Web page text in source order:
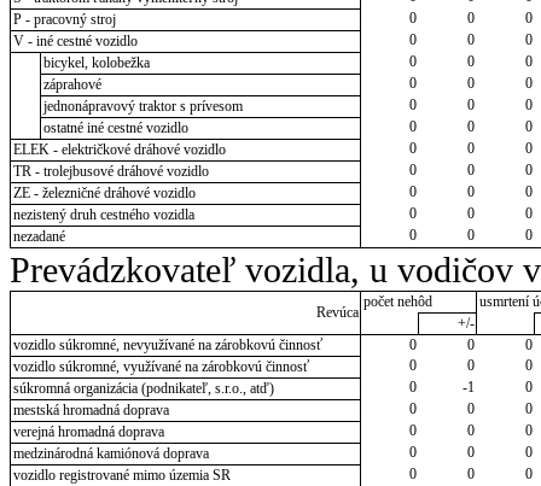
P - pracovný stroj
0 0
0
V - iné cestné vozidlo
0 0
0
bicykel, kolobežka
0 0
0
záprahové
0 0
0
jednonápravový traktor s prívesom
0 0
0
ostatné iné cestné vozidlo
0 0
0
ELEK - električkové dráhové vozidlo
0 0
0
TR - trolejbusové dráhové vozidlo
0 0
0
ZE - železničné dráhové vozidlo
0 0
0
nezistený druh cestného vozidla
0 0
0
nezadané
0 0 0
Prevádzkovateľ vozidla, u vodičov
Revúca
počet nehôd
usmrtení
+/-
vozidlo súkromné, nevyužívané na zárobkovú činnosť
0 0
0
vozidlo súkromné, využívané na zárobkovú činnosť
0 0
0
súkromná organizácia (podnikateľ, s.r.o., atď)
0 -1
0
mestská hromadná doprava
0 0
0
verejná hromadná doprava
0 0
0
medzinárodná kamiónová doprava
0 0
0
vozidlo registrované mimo územia SR
0 0
0